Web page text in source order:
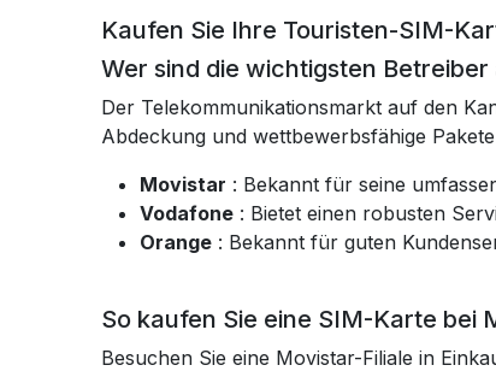
Kaufen Sie Ihre Touristen-SIM-
Wer sind die wichtigsten
Der Telekommunikationsmarkt auf den
Abdeckung und wettbewerbsfähige
Movistar : Bekannt für seine
Vodafone : Bietet einen robusten
Orange : Bekannt für guten
So kaufen Sie eine SIM-Karte bei
Besuchen Sie eine Movistar-Filiale in